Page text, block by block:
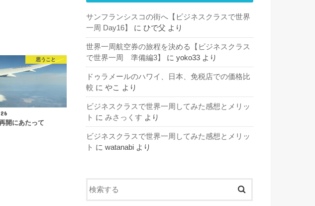
思うこと
開にあたって
サンフランシスコの街へ【ビジネスクラスで世界
一周 Day16】
に ひで父 より
世界一周航空券の旅程を決める【ビジネスクラス
で世界一周 準備編3】
に yoko33 より
ドゥラメールのハワイ、日本、免税店での価格比
較 に やこ より
ビジネスクラスで世界一周してみた感想とメリッ
ト に みさっくす より
ビジネスクラスで世界一周してみた感想とメリッ
ト に watanabi より